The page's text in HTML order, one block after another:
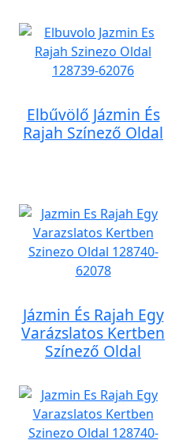
Elbűvölő Jázmin És
Rajah Színező Oldal
Jázmin És Rajah Egy
Varázslatos Kertben
Színező Oldal